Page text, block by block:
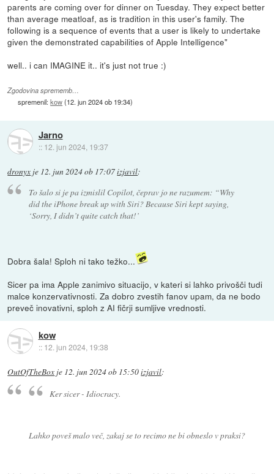
parents are coming over for dinner on Tuesday. They expect better
than average meatloaf, as is tradition in this user's family. The
following is a sequence of events that a user is likely to undertake
given the demonstrated capabilities of Apple Intelligence"
well.. i can IMAGINE it.. it's just not true :)
Zgodovina sprememb…
spremenil:kow(12. jun 2024 ob 19:34)
Jarno
:: 12. jun 2024, 19:37
dronyx je 12. jun 2024 ob 17:07izjavil:
To šalo si je pa izmislil Copilot, čeprav jo ne razumem: “Why
did the iPhone break up with Siri? Because Siri kept saying,
‘Sorry, I didn’t quite catch that!’
Dobra šala! Sploh ni tako težko...
Sicer pa ima Apple zanimivo situacijo, v kateri si lahko privošči tudi
malce konzervativnosti. Za dobro zvestih fanov upam, da ne bodo
preveč inovativni, sploh z AI fičrji sumljive vrednosti.
kow
:: 12. jun 2024, 19:38
OutOfTheBox je 12. jun 2024 ob 15:50izjavil:
Ker sicer - Idiocracy.
Lahko poveš malo več, zakaj se to recimo ne bi obneslo v praksi?